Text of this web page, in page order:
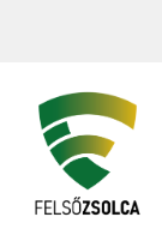
content